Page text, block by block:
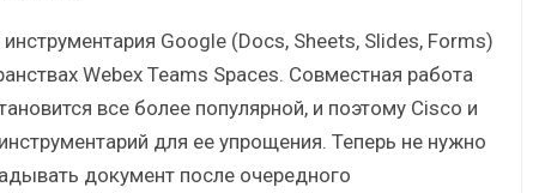
Google (Docs, Sheets, Slides, Forms)
Webex Teams Spaces. Совместная работа
все более популярной, и поэтому Cisco и
для ее упрощения. Теперь не нужно
документ после очередного